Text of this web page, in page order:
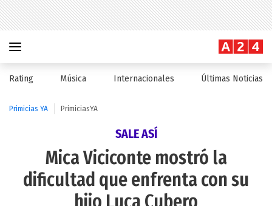
Rating Música Internacionales Últimas Noticias
Primicias YA PrimiciasYA
SALE ASÍ
Mica Viciconte mostró la
dificultad que enfrenta con su